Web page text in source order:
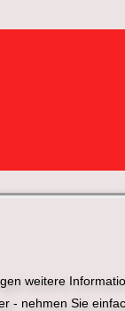
weitere
- nehmen Sie